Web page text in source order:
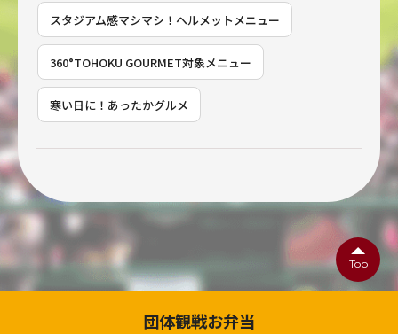
スタジアム感マシマシ！ヘルメットメニュー
360°TOHOKU GOURMET対象メニュー
寒い日に！あったかグルメ
Top
団体観戦お弁当